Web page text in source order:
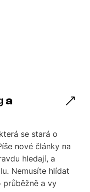
a
se stará o
nové články na
hledají, a
Nemusíte hlídat
a vy